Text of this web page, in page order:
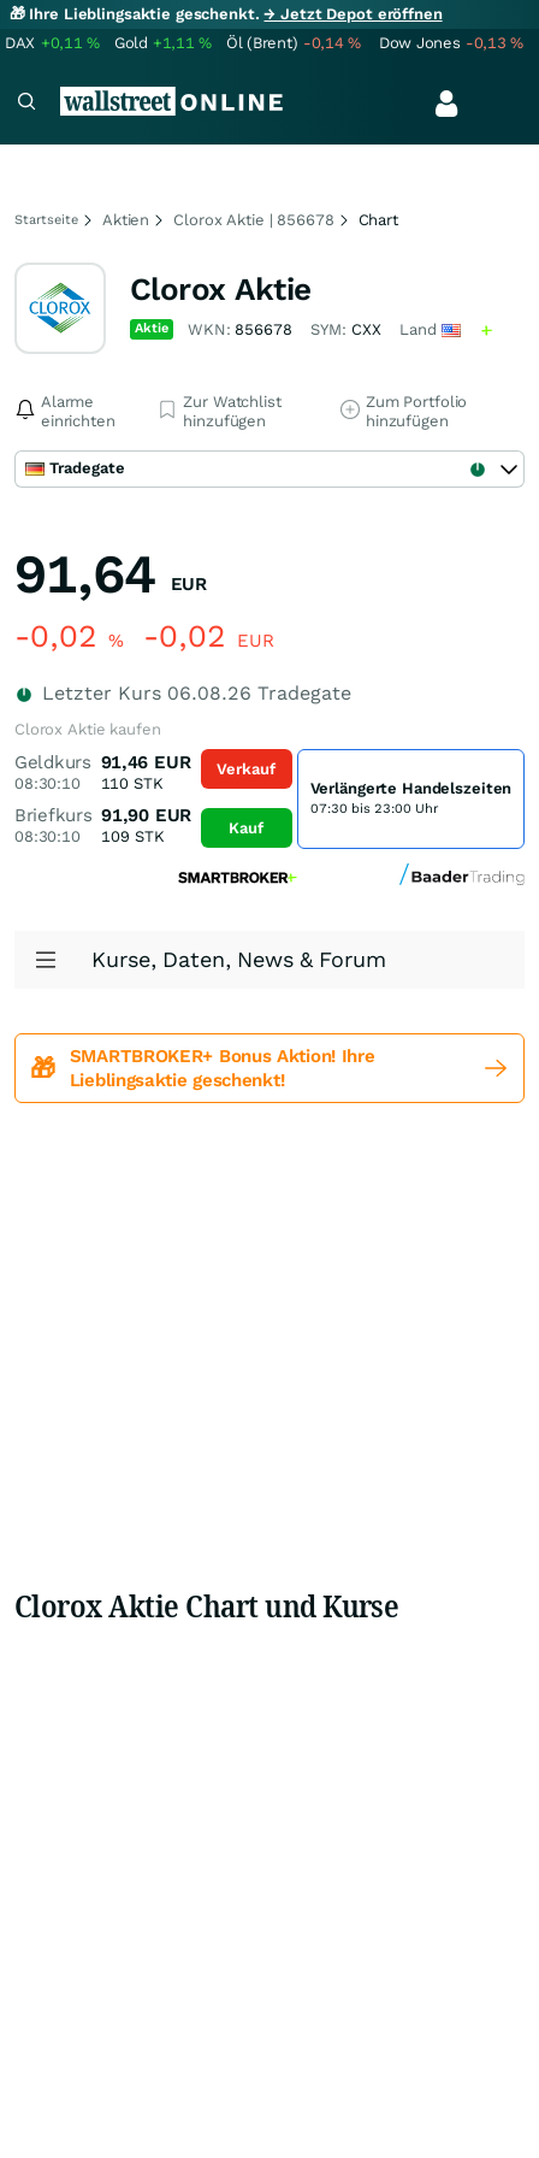
🎁 Ihre Lieblingsaktie geschenkt.→ Jetzt Depot eröffnen
DAX +0,11% Gold +1,11% Öl (Brent) -0,14% Dow Jones -0,13%
Startseite Aktien Clorox Aktie | 856678 Chart
Clorox Aktie
Aktie WKN: 856678 SYM: CXX Land
Alarme
einrichten
Zur Watchlist
hinzufügen
Zum Portfolio
hinzufügen
Tradegate
91,64 EUR
-0,02 % -0,02 EUR
Letzter Kurs 06.08.26 Tradegate
Clorox Aktie kaufen
Geldkurs
08:30:10
91,46 EUR
110 STK
Briefkurs
08:30:10
91,90 EUR
109 STK
Verkauf
Kauf
Verlängerte Handelszeiten
07:30 bis 23:00 Uhr
Kurse, Daten, News & Forum
🎁
SMARTBROKER+ Bonus Aktion! Ihre
Lieblingsaktie geschenkt!
Clorox Aktie Chart und Kurse